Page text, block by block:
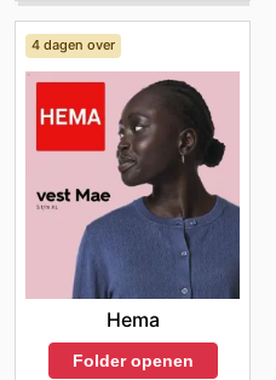
4 dagen over
Hema
Folder openen